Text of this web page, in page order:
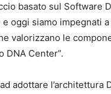
basato sul Software
oggi siamo impegnati
valorizzano le
DNA Center”.
adottare l’architettura